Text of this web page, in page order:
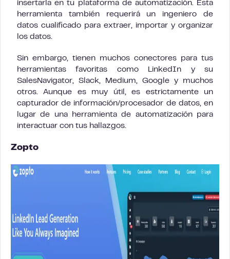
insertarla en tu plataforma de automatización. Esta
herramienta también requerirá un ingeniero de
datos cualificado para extraer, importar y organizar
los datos.
Sin embargo, tienen muchos conectores para tus
herramientas favoritas como LinkedIn y su
SalesNavigator, Slack, Medium, Google y muchos
otros. Aunque es muy útil, es estrictamente un
capturador de información/procesador de datos, en
lugar de una herramienta de automatización para
interactuar con tus hallazgos.
Zopto